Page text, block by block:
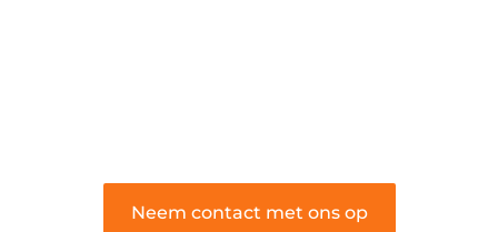
Neem contact met ons op